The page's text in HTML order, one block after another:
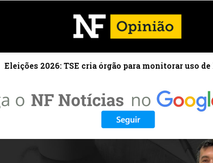
TSE cria órgão para monitorar uso de IA e fake news